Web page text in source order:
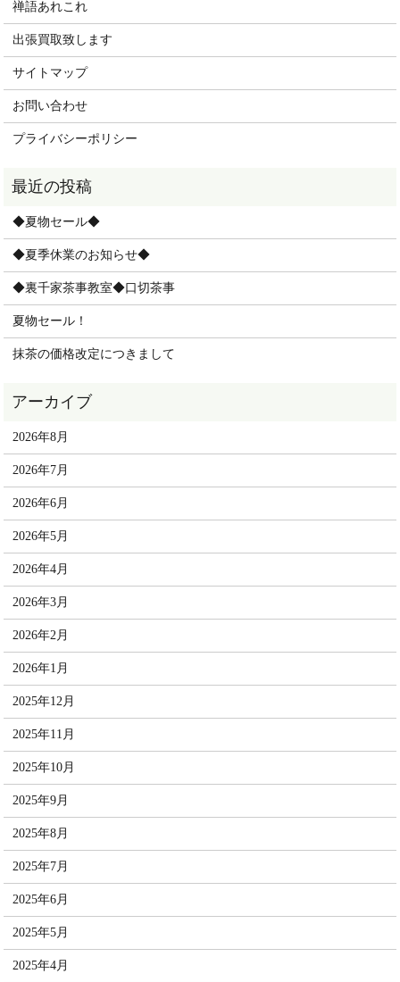
禅語あれこれ
出張買取致します
サイトマップ
お問い合わせ
プライバシーポリシー
◆夏物セール◆
◆夏季休業のお知らせ◆
◆裏千家茶事教室◆口切茶事
夏物セール！
抹茶の価格改定につきまして
2026年8月
2026年7月
2026年6月
2026年5月
2026年4月
2026年3月
2026年2月
2026年1月
2025年12月
2025年11月
2025年10月
2025年9月
2025年8月
2025年7月
2025年6月
2025年5月
2025年4月